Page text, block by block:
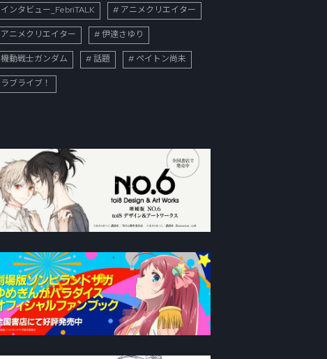
インタビュー_FebriTALK アニメクリエイター
アニメクリエイター 伊達さゆり
機動戦士ガンダム 話題 ペイトン尚未
ラブライブ！